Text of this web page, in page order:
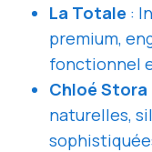
La Totale :
premium,
fonctionnel
Chloé Stora
naturelles,